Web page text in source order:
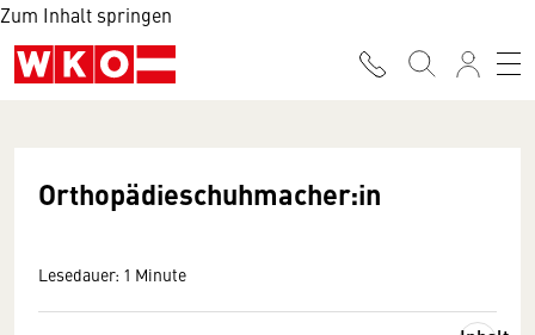
Zum Inhalt springen
Orthopädieschuhmacher:in
Lesedauer: 1 Minute